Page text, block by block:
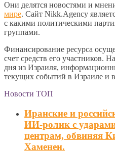
Они делятся новостями и
мире. Сайт Nikk.Agency
с какими политическими
группами.
Финансирование ресурса
счет средств его участников.
дня из Израиля,
текущих событий в Израиле и
Новости ТОП
Иранские и
ИИ-ролик с
центрам, обвиняя
Хаменеи.